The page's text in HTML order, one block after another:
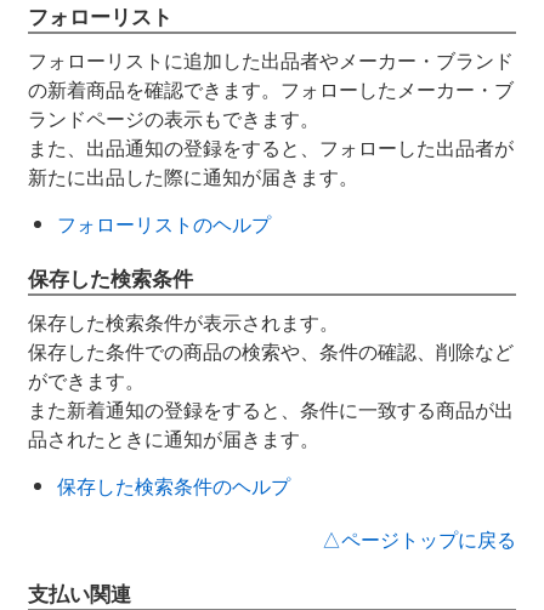
フォローリスト
フォローリストに追加した出品者やメーカー・ブランド
の新着商品を確認できます。フォローしたメーカー・ブ
ランドページの表示もできます。
また、出品通知の登録をすると、フォローした出品者が
新たに出品した際に通知が届きます。
フォローリストのヘルプ
保存した検索条件
保存した検索条件が表示されます。
保存した条件での商品の検索や、条件の確認、削除など
ができます。
また新着通知の登録をすると、条件に一致する商品が出
品されたときに通知が届きます。
保存した検索条件のヘルプ
△ページトップに戻る
支払い関連